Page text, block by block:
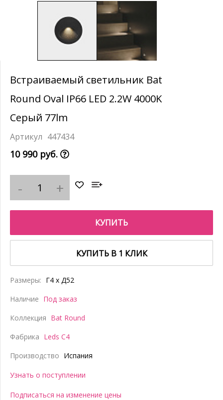
Встраиваемый светильник Bat
Round Oval IP66 LED 2.2W 4000K
Серый 77lm
447434
10 990 руб.
КУПИТЬ
КУПИТЬ В 1 КЛИК
Размеры: Г4 x Д52
Наличие Под заказ
Коллекция Bat Round
Фабрика Leds C4
Производство Испания
Узнать о поступлении
Подписаться на изменение цены